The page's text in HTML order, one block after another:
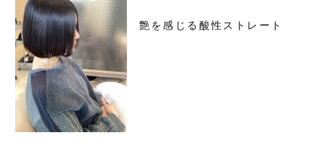
艶を感じる酸性ストレート